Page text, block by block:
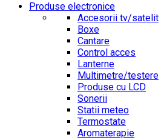
Produse electronice
Accesorii tv/satelit
Boxe
Cantare
Control acces
Lanterne
Multimetre/testere
Produse cu LCD
Sonerii
Statii meteo
Termostate
Aromaterapie